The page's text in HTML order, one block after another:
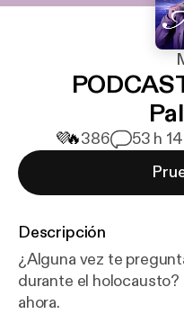
💜🔥386 53 h
Descripción
¿Alguna vez te
durante el
ahora.